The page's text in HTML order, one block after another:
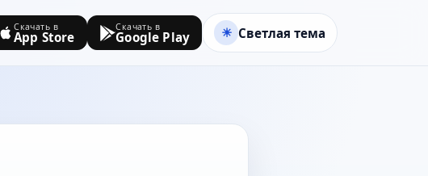
Скачать в
App Store
Скачать в
Google Play Светлая тема